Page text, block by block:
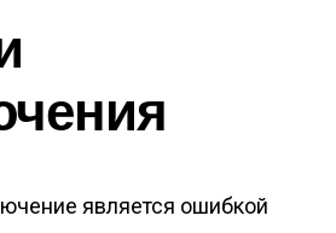
является ошибкой